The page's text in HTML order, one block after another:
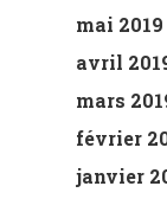
mai 2019
avril
mars
février
janvier